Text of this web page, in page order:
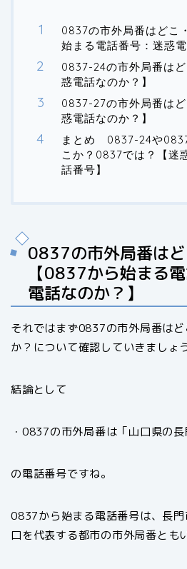
0837の市外局番はどこ
始まる電話番号：迷惑電
0837-24の市外局番は
惑電話なのか？】
0837-27の市外局番は
惑電話なのか？】
まとめ 0837-24や
こか？0837では？【迷
話番号】
0837の市外局番は
【0837から始まる
電話なのか？】
それではまず0837の市外局番は
か？について確認していきましょう
結論として
・0837の市外局番は「山口県の長
の電話番号ですね。
0837から始まる電話番号は、長
口を代表する都市の市外局番とも